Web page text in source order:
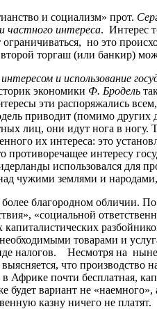
и социализм» прот.
частного интереса. Интерес
но это
торгаш (или банкир)
и использование
экономики Ф. Бродель
эти распоряжались
приводит (помимо других
лиц, они идут нога в
их интереса: это
интересу
использовался для
чужими землями и
благородном обличии.
«социальной
товарами и
налогов. Несмотря на
что
Африке почти бесплатная,
вариант не
казну ничего не платят.